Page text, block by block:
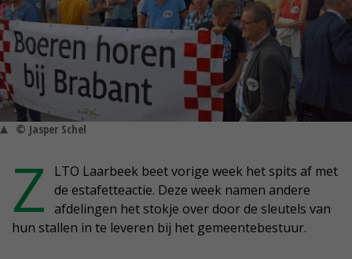
© Jasper Schel
Z
LTO Laarbeek beet vorige week het spits af met
de estafetteactie. Deze week namen andere
afdelingen het stokje over door de sleutels van
hun stallen in te leveren bij het gemeentebestuur.